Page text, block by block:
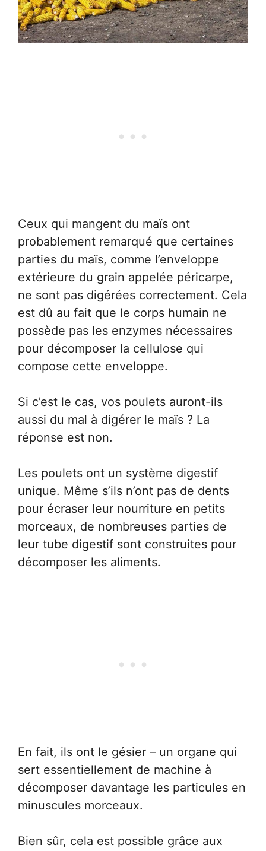
Ceux qui mangent du maïs ont
probablement remarqué que certaines
parties du maïs, comme l’enveloppe
extérieure du grain appelée péricarpe,
ne sont pas digérées correctement. Cela
est dû au fait que le corps humain ne
possède pas les enzymes nécessaires
pour décomposer la cellulose qui
compose cette enveloppe.
Si c’est le cas, vos poulets auront-ils
aussi du mal à digérer le maïs ? La
réponse est non.
Les poulets ont un système digestif
unique. Même s’ils n’ont pas de dents
pour écraser leur nourriture en petits
morceaux, de nombreuses parties de
leur tube digestif sont construites pour
décomposer les aliments.
En fait, ils ont le gésier – un organe qui
sert essentiellement de machine à
décomposer davantage les particules en
minuscules morceaux.
Bien sûr, cela est possible grâce aux